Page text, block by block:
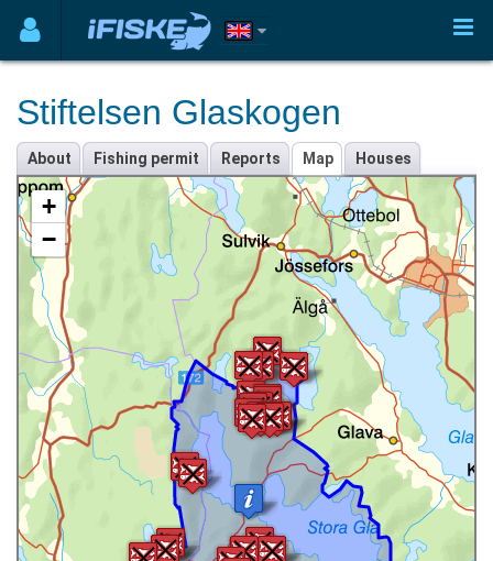
Stiftelsen Glaskogen
About Fishing permit Reports Map Houses
+
−